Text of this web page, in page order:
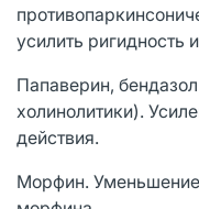
усилить ригидность
Папаверин,
холинолитики).
действия.
Морфин. Уменьшение